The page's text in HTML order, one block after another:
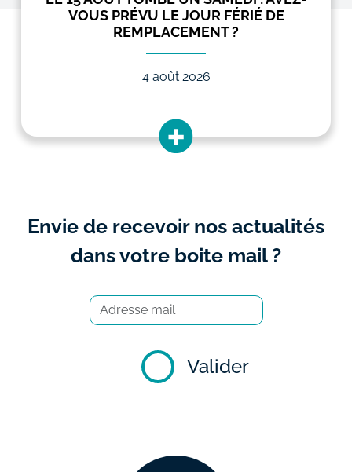
VOUS PRÉVU LE JOUR FÉRIÉ DE
REMPLACEMENT ?
4 août 2026
Envie de recevoir nos actualités
dans votre boite mail ?
Valider